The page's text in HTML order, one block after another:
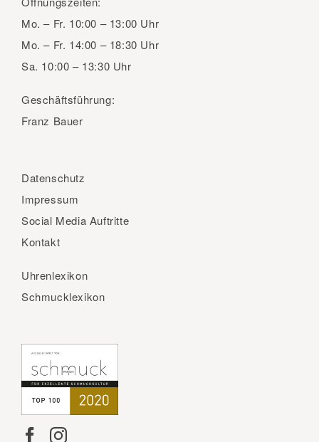
Mo. – Fr. 10:00 – 13:00 Uhr
Mo. – Fr. 14:00 – 18:30 Uhr
Sa. 10:00 – 13:30 Uhr
Geschäftsführung:
Franz Bauer
Datenschutz
Impressum
Social Media Auftritte
Kontakt
Uhrenlexikon
Schmucklexikon